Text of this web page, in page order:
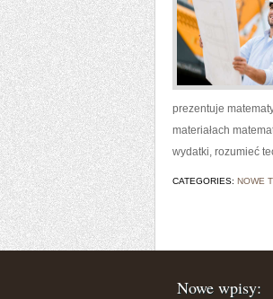
prezentuje
materiałach
wydatki, rozumieć
CATEGORIES: NOWE
Nowe wpisy: